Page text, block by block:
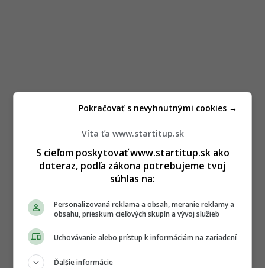
Víta ťa www.startitup.sk
S cieľom poskytovať www.startitup.sk ako
doteraz, podľa zákona potrebujeme tvoj
súhlas na:
Personalizovaná reklama a obsah, meranie reklamy a
obsahu, prieskum cieľových skupín a vývoj služieb
Uchovávanie alebo prístup k informáciám na zariadení
Ďalšie informácie
Pokračovať s nevyhnutnými cookies →